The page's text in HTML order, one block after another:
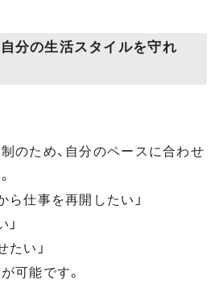
分の生活スタイルを守れ
のため、自分のペースに合わせ
ら仕事を再開したい」
たい」
可能です。